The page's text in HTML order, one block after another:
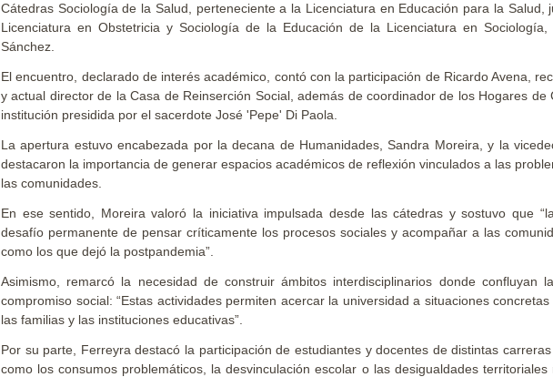
Cátedras Sociología de la Salud, perteneciente a la Licenciatura en Educación para la Salud,
Licenciatura en Obstetricia y Sociología de la Educación de la Licenciatura en
Sánchez.
El encuentro, declarado de interés académico, contó con la participación de Ricardo Avena,
y actual director de la Casa de Reinserción Social, además de coordinador de los Hogares de
institución presidida por el sacerdote José 'Pepe' Di Paola.
La apertura estuvo encabezada por la decana de Humanidades, Sandra Moreira, y la
destacaron la importancia de generar espacios académicos de reflexión vinculados a las
las comunidades.
En ese sentido, Moreira valoró la iniciativa impulsada desde las cátedras y sostuvo que
desafío permanente de pensar críticamente los procesos sociales y acompañar a las
como los que dejó la postpandemia”.
Asimismo, remarcó la necesidad de construir ámbitos interdisciplinarios donde confluyan
compromiso social: “Estas actividades permiten acercar la universidad a situaciones
las familias y las instituciones educativas”.
Por su parte, Ferreyra destacó la participación de estudiantes y docentes de distintas
como los consumos problemáticos, la desvinculación escolar o las desigualdades